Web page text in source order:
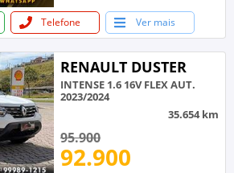
Telefone Ver mais
RENAULT DUSTER
INTENSE 1.6 16V FLEX AUT.
2023/2024
35.654 km
95.900
92.900